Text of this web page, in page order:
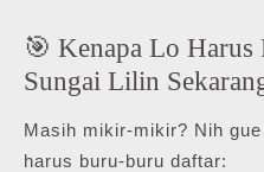
🎯 Kenapa Lo Harus
Sungai Lilin
Masih mikir-mikir? Nih
harus buru-buru daftar: